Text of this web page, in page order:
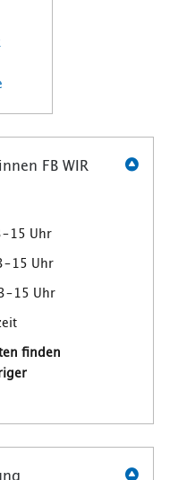
FB WIR
Uhr
Uhr
Uhr
finden